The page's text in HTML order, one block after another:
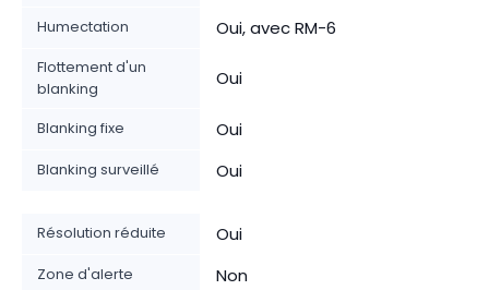
Humectation Oui, avec RM-6
Flottement d'un
blanking
Oui
Blanking fixe Oui
Blanking surveillé Oui
Résolution réduite Oui
Zone d'alerte Non